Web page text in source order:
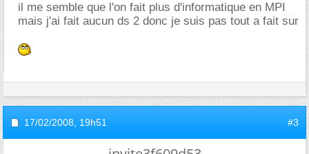
il me semble que l'on fait plus d'informatique en MPI
mais j'ai fait aucun ds 2 donc je suis pas tout a fait sur
17/02/2008, 19h51 #3